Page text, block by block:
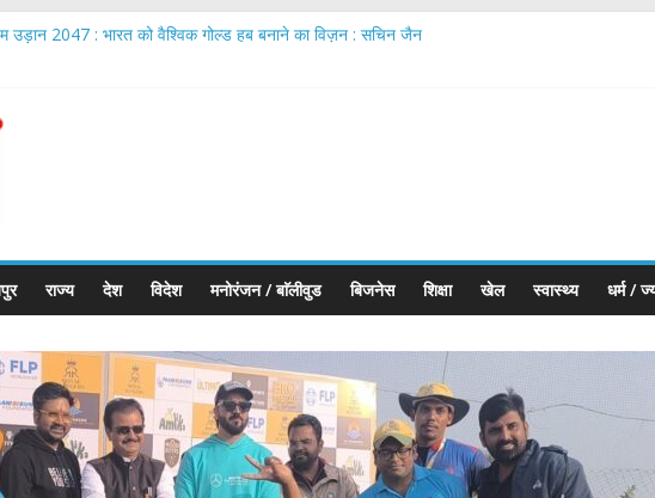
उड़ान 2047 : भारत को वैश्विक गोल्ड हब बनाने का विज़न : सचिन जैन
‘ये रिश्ता क्या कहलाता है’ में शामिल हुए; अपने नए रोल और दमानी परिवार की एंट्री के बारे में बात की
प्रीमियर 2026: भारतीय ज्वेलरी उद्योग को वैश्विक नेतृत्व की ओर ले जा रहा सबसे बड़ा मंच
राज्य देश विदेश मनोरंजन / बाॅलीवुड बिजनेस शिक्षा खेल स्वास्थ्य धर्म /